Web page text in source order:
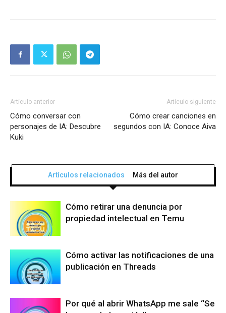
Artículo anterior
Cómo conversar con
personajes de IA: Descubre
Kuki
Artículo siguiente
Cómo crear canciones en
segundos con IA: Conoce Aiva
Artículos relacionados Más del autor
Cómo retirar una denuncia por
propiedad intelectual en Temu
Cómo activar las notificaciones de una
publicación en Threads
Por qué al abrir WhatsApp me sale “Se